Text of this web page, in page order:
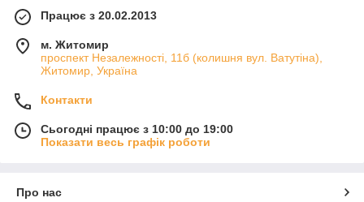
Працює з 20.02.2013
м. Житомир
проспект Незалежності, 11б (колишня вул. Ватутіна),
Житомир, Україна
Контакти
Сьогодні працює з 10:00 до 19:00
Показати весь графік роботи
Про нас